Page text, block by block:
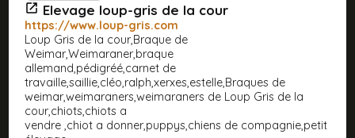
Elevage loup-gris de la cour
https://www.loup-gris.com
Loup Gris de la cour,Braque de
Weimar,Weimaraner,braque
allemand,pédigréé,carnet de
travaille,saillie,cléo,ralph,xerxes,estelle,Braques de
weimar,weimaraners,weimaraners de Loup Gris de la
cour,chiots,chiots a
vendre ,chiot a donner,puppys,chiens de compagnie,petit